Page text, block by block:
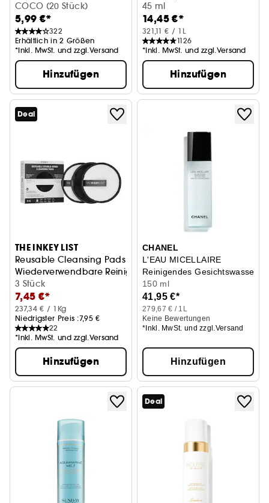
Abschminktücher mit Frucht- & Pflanzenextrakte
COCO (20 Stück)
5,99 €*
322
Erhältlich in 2 Größen
*Inkl. MwSt. und zzgl.Versand
Hinzufügen
45 ml
14,45 €*
321,11 € / 1L
1126
*Inkl. MwSt. und zzgl.Versand
Hinzufügen
Deal
THE INKEY LIST
Reusable Cleansing Pads
Wiederverwendbare Reinigungspads
3 Stück
7,45 €*
237,34 € / 1Kg
Niedrigster Preis :7,95 €
22
*Inkl. MwSt. und zzgl.Versand
Hinzufügen
CHANEL
L'EAU MICELLAIRE
Reinigendes Gesichtswasser
150 ml
41,95 €*
279,67 € / 1L
Keine Bewertungen
*Inkl. MwSt. und zzgl.Versand
Hinzufügen
Deal